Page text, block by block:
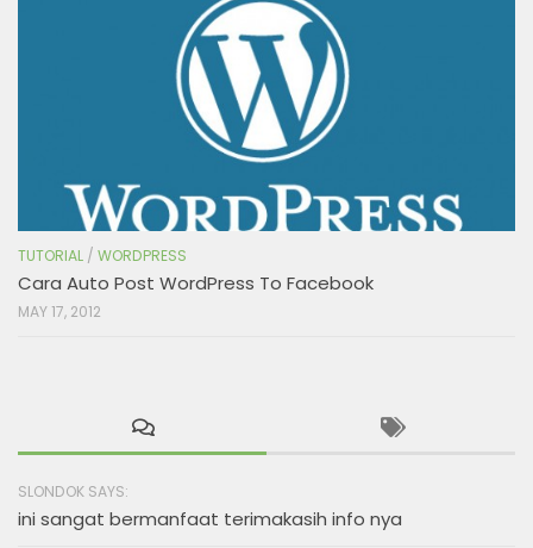
TUTORIAL / WORDPRESS
Cara Auto Post WordPress To Facebook
MAY 17, 2012
SLONDOK SAYS:
ini sangat bermanfaat terimakasih info nya